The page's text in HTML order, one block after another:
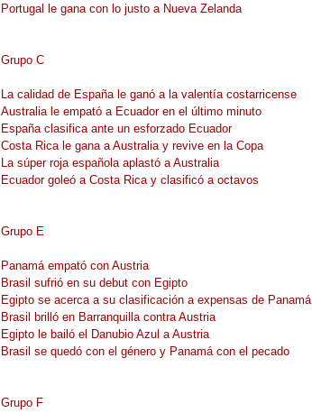
Portugal le gana con lo justo a Nueva Zelanda
Grupo C
La calidad de España le ganó a la valentía costarricense
Australia le empató a Ecuador en el último minuto
España clasifica ante un esforzado Ecuador
Costa Rica le gana a Australia y revive en la Copa
La súper roja española aplastó a Australia
Ecuador goleó a Costa Rica y clasificó a octavos
Grupo E
Panamá empató con Austria
Brasil sufrió en su debut con Egipto
Egipto se acerca a su clasificación a expensas de Panamá
Brasil brilló en Barranquilla contra Austria
Egipto le bailó el Danubio Azul a Austria
Brasil se quedó con el género y Panamá con el pecado
Grupo F